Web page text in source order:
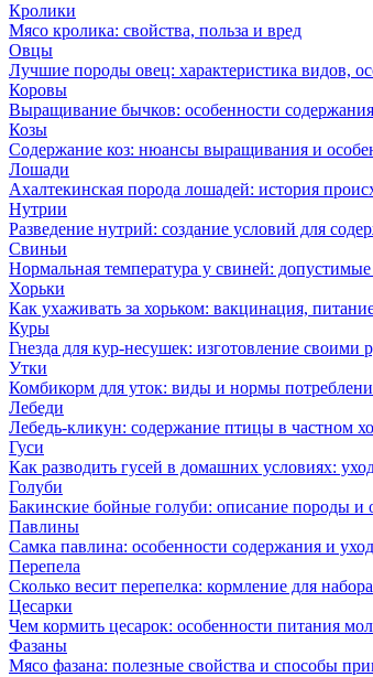
Кролики
Мясо кролика: свойства, польза и вред
Овцы
Лучшие породы овец: характеристика видов,
Коровы
Выращивание бычков: особенности
Козы
Содержание коз: нюансы выращивания и
Лошади
Ахалтекинская порода лошадей: история
Нутрии
Разведение нутрий: создание условий для
Свиньи
Нормальная температура у свиней:
Хорьки
Как ухаживать за хорьком: вакцинация,
Куры
Гнезда для кур-несушек: изготовление своими
Утки
Комбикорм для уток: виды и нормы
Лебеди
Лебедь-кликун: содержание птицы в частном
Гуси
Как разводить гусей в домашних условиях:
Голуби
Бакинские бойные голуби: описание породы и
Павлины
Самка павлина: особенности содержания и
Перепела
Сколько весит перепелка: кормление для
Цесарки
Чем кормить цесарок: особенности питания
Фазаны
Мясо фазана: полезные свойства и способы